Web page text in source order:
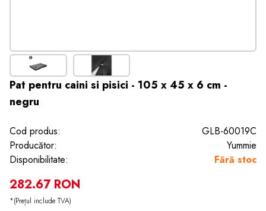
Pat pentru caini si pisici - 105 x 45 x 6 cm -
negru
Cod produs:
GLB-60019C
Producător:
Yummie
Disponibilitate:
Fără stoc
282.67 RON
*(Prețul include TVA)